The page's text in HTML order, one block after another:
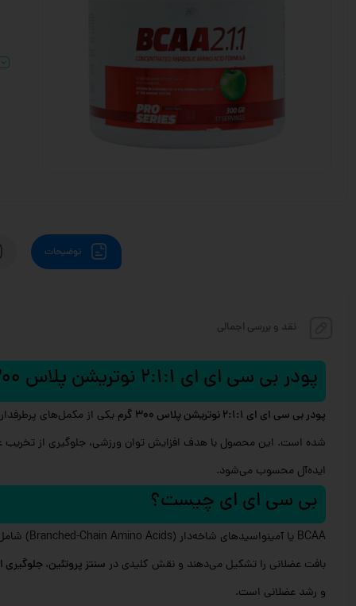
توضیحات
نقد و بررسی اجمالی
پودر بی سی ای ای 2:1:1 نوتریشن پلاس 300 گرم
پودر بی سی ای ای 2:1:1 نوتریشن پلاس 300 گرم
شده است. این محصول با هدف افزایش توان ورزشی، جلوگیری از تخریب
ایده‌آل محسوب می‌شود.
بی سی ای ای چیست؟
BCAA یا آمینواسیدهای شاخه‌دار (Branched-Chain Amino Acids) شامل
بافت عضلانی را تشکیل می‌دهند و نقش کلیدی در سنتز پروتئین،
و رشد عضلانی است.